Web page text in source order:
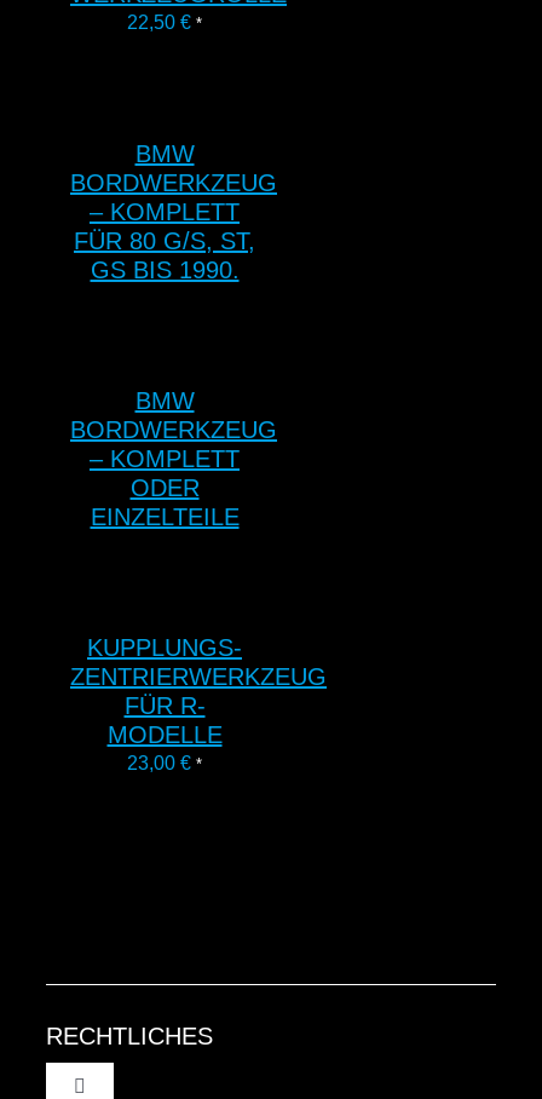
22,50 € *
BMW
BORDWERKZEUG
– KOMPLETT
FÜR 80 G/S, ST,
GS BIS 1990.
BMW
BORDWERKZEUG
– KOMPLETT
ODER
EINZELTEILE
KUPPLUNGS-
ZENTRIERWERKZEUG
FÜR R-
MODELLE
23,00 € *
RECHTLICHES